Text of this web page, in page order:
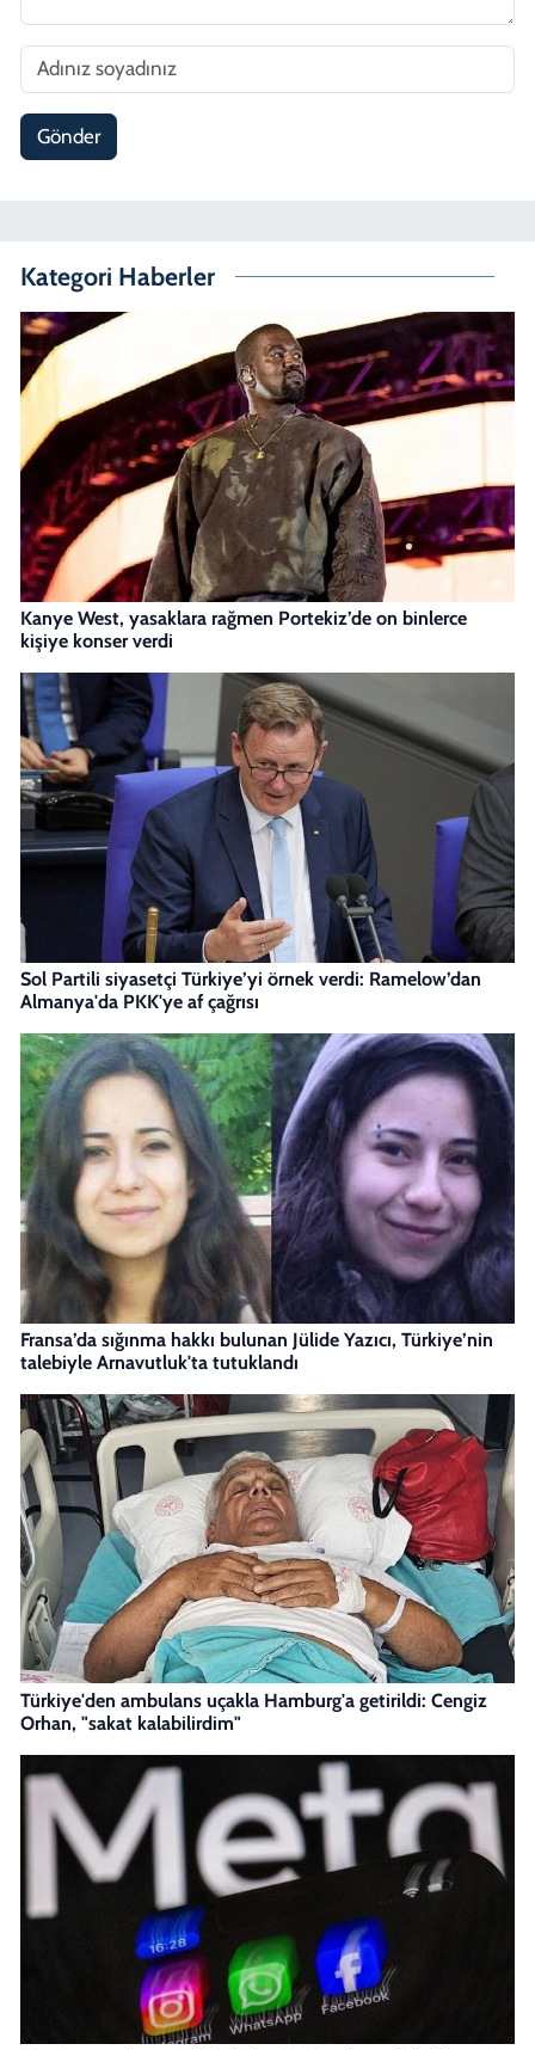
Gönder
Kategori Haberler
Kanye West, yasaklara rağmen Portekiz’de on binlerce
kişiye konser verdi
Sol Partili siyasetçi Türkiye’yi örnek verdi: Ramelow’dan
Almanya'da PKK'ye af çağrısı
Fransa’da sığınma hakkı bulunan Jülide Yazıcı, Türkiye’nin
talebiyle Arnavutluk'ta tutuklandı
Türkiye'den ambulans uçakla Hamburg'a getirildi: Cengiz
Orhan, "sakat kalabilirdim"